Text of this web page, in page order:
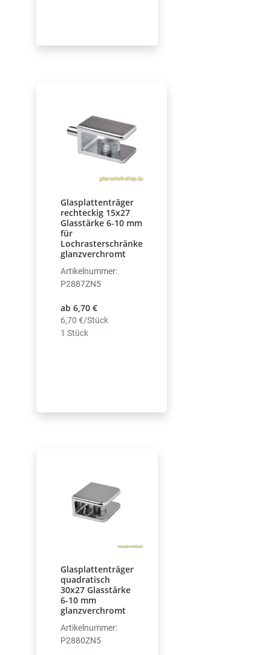
Glasplattenträger
rechteckig 15x27
Glasstärke 6-10 mm
für
Lochrasterschränke
glanzverchromt
Artikelnummer:
P2887ZN5
ab 6,70 €
6,70 €/Stück
1 Stück
Glasplattenträger
quadratisch
30x27 Glasstärke
6-10 mm
glanzverchromt
Artikelnummer:
P2880ZN5